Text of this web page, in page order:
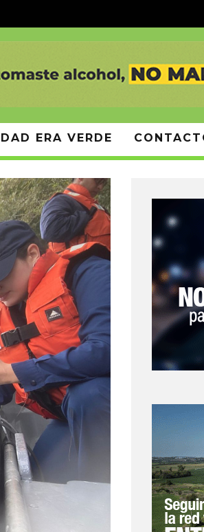
ERA VERDE